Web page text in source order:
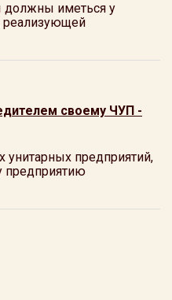
должны иметься у
реализующей
своему ЧУП -
унитарных предприятий,
предприятию